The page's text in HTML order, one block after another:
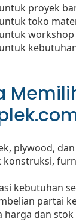
proyek
toko
plywood,
konstruksi,
kebutuhan
partai
harga dan